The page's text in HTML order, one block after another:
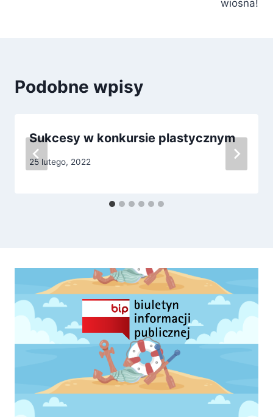
wiosna!
Podobne wpisy
Sukcesy w konkursie plastycznym
25 lutego, 2022